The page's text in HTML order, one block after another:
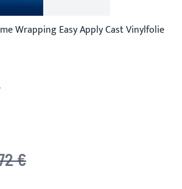
Wrapping Easy Apply Cast Vinylfolie
€